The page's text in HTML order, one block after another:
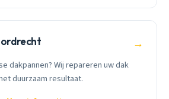
→
dakpannen? Wij repareren uw dak
duurzaam resultaat.